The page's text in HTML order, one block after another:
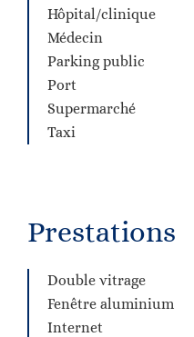
Hôpital/clinique
Médecin
Parking public
Port
Supermarché
Taxi
Prestations
Double vitrage
Fenêtre aluminium
Internet